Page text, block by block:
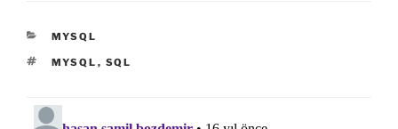
KATEGORILER
MYSQL
ETIKETLER
MYSQL , SQL